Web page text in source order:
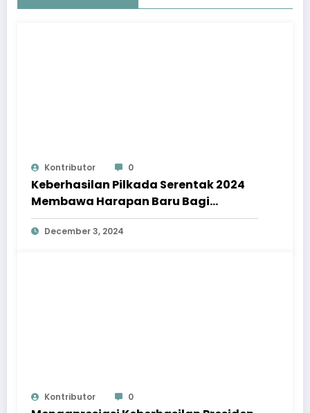
Kontributor 0
Keberhasilan Pilkada Serentak 2024
Membawa Harapan Baru Bagi
Indonesia
December 3, 2024
Kontributor 0